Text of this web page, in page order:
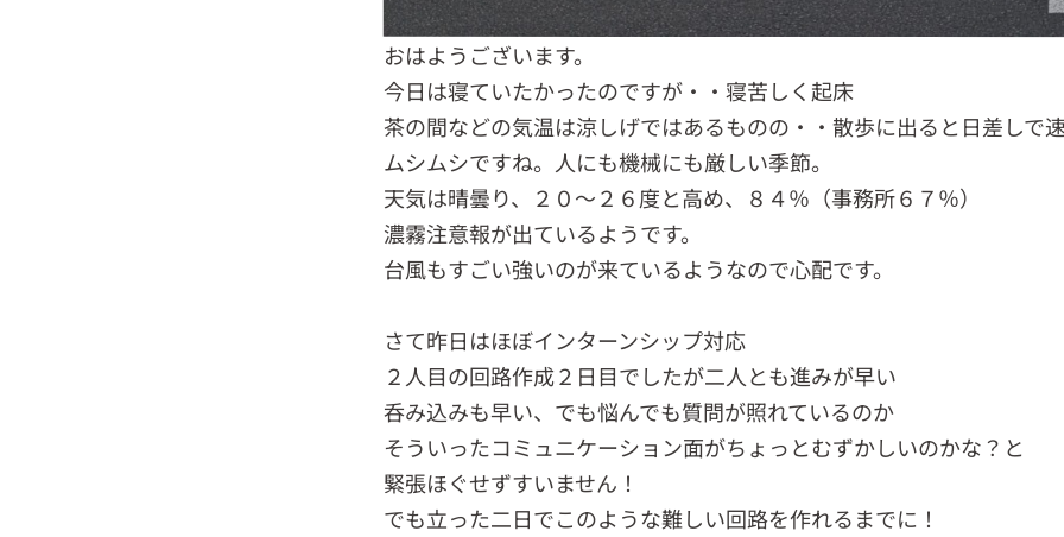
おはようございます。
今日は寝ていたかったのですが・・寝苦しく起床
茶の間などの気温は涼しげではあるものの・・散歩に出ると日差しで
ムシムシですね。人にも機械にも厳しい季節。
天気は晴曇り、２０～２６度と高め、８４％（事務所６７％）
濃霧注意報が出ているようです。
台風もすごい強いのが来ているようなので心配です。
さて昨日はほぼインターンシップ対応
２人目の回路作成２日目でしたが二人とも進みが早い
呑み込みも早い、でも悩んでも質問が照れているのか
そういったコミュニケーション面がちょっとむずかしいのかな？と
緊張ほぐせずすいません！
でも立った二日でこのような難しい回路を作れるまでに！